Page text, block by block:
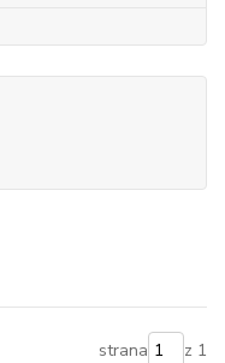
strana z 1